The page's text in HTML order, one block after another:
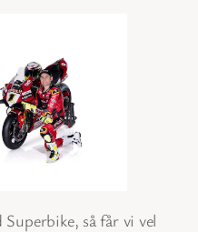
så får vi vel